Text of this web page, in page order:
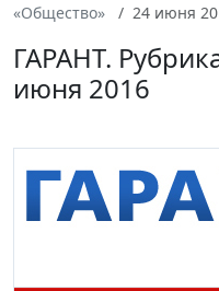
«Общество»
24 июня
ГАРАНТ.
июня 2016